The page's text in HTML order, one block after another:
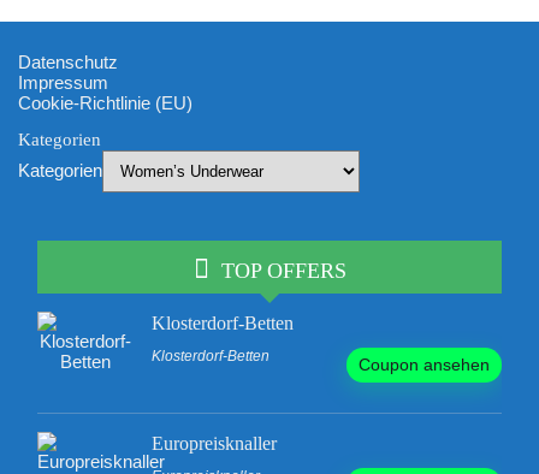
Datenschutz
Impressum
Cookie-Richtlinie (EU)
Kategorien
Kategorien
TOP OFFERS
Klosterdorf-Betten
Klosterdorf-Betten Coupon ansehen
Europreisknaller